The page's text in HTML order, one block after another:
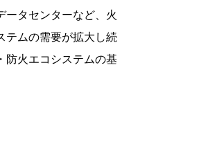
ータセンターなど、火
テムの需要が拡大し続
防火エコシステムの基